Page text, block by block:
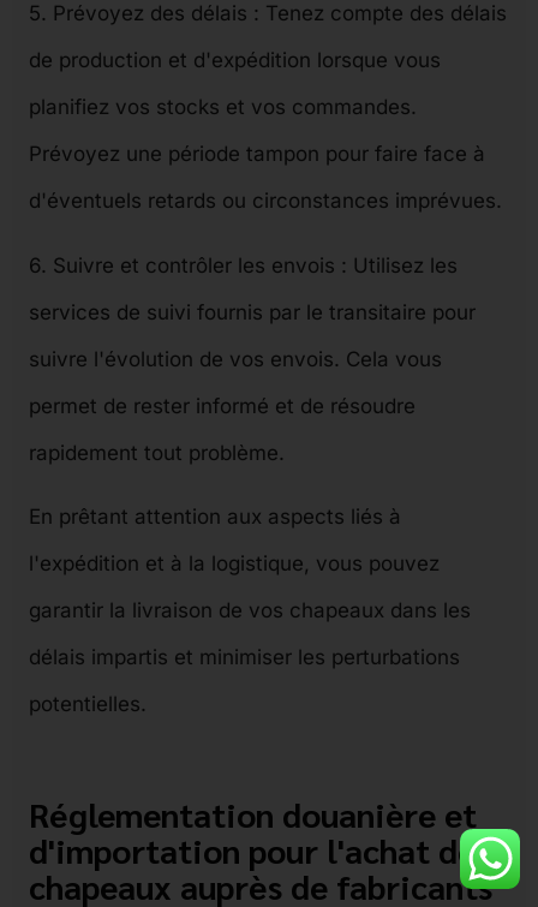
5. Prévoyez des délais : Tenez compte des délais
de production et d'expédition lorsque vous
planifiez vos stocks et vos commandes.
Prévoyez une période tampon pour faire face à
d'éventuels retards ou circonstances imprévues.
6. Suivre et contrôler les envois : Utilisez les
services de suivi fournis par le transitaire pour
suivre l'évolution de vos envois. Cela vous
permet de rester informé et de résoudre
rapidement tout problème.
En prêtant attention aux aspects liés à
l'expédition et à la logistique, vous pouvez
garantir la livraison de vos chapeaux dans les
délais impartis et minimiser les perturbations
potentielles.
Réglementation douanière et
d'importation pour l'achat de
chapeaux auprès de fabricants